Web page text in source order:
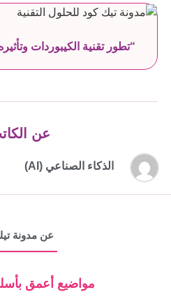
“تطور تقنية الكيبوردات
عن
الذكاء الصناعي (AI)
عن مدونة
مواضيع أعمق